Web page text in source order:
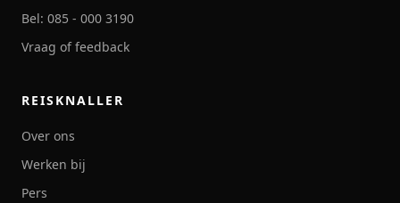
Bel: 085 - 000 3190
Vraag of feedback
REISKNALLER
Over ons
Werken bij
Pers